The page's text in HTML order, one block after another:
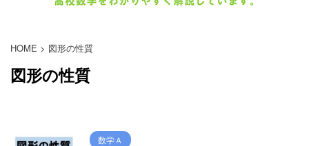
HOME > 図形の性質
図形の性質
数学Ａ